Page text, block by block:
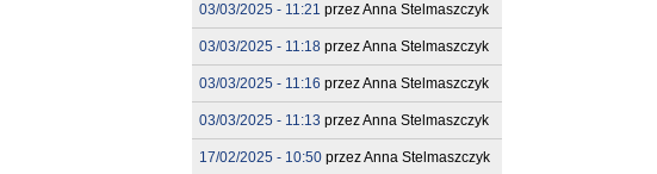
03/03/2025 - 11:21 przezAnna Stelmaszczyk
03/03/2025 - 11:18przezAnna Stelmaszczyk
03/03/2025 - 11:16 przezAnna Stelmaszczyk
03/03/2025 - 11:13 przezAnna Stelmaszczyk
17/02/2025 - 10:50przezAnna Stelmaszczyk